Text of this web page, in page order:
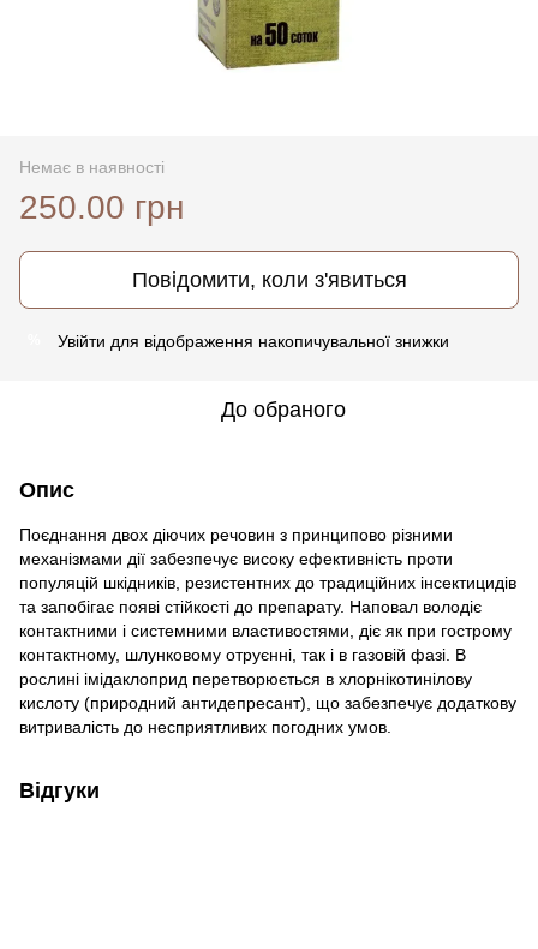
Немає в наявності
250.00 грн
Повідомити, коли з'явиться
Увійти для відображення накопичувальної знижки
До обраного
Опис
Поєднання двох діючих речовин з принципово різними
механізмами дії забезпечує високу ефективність проти
популяцій шкідників, резистентних до традиційних інсектицидів
та запобігає появі стійкості до препарату. Наповал володіє
контактними і системними властивостями, діє як при гострому
контактному, шлунковому отруєнні, так і в газовій фазі. В
рослині імідаклоприд перетворюється в хлорнікотинілову
кислоту (природний антидепресант), що забезпечує додаткову
витривалість до несприятливих погодних умов.
Відгуки